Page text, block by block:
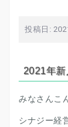
投稿日:
2021年
みなさんこ
シナジー経